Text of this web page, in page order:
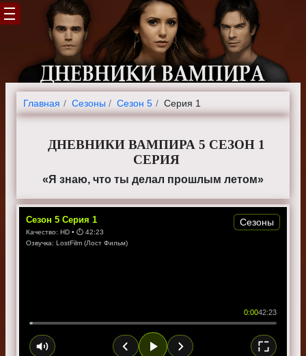
Главная Cезоны Сезон 5 Серия 1
ДНЕВНИКИ ВАМПИРА 5 СЕЗОН 1
СЕРИЯ
«Я знаю, что ты делал прошлым летом»
Сезон 5 Серия 1
Качество: HD • ⏱ 42:23
Озвучка: LostFilm (Лост Фильм)
0:0042:23
Сезоны